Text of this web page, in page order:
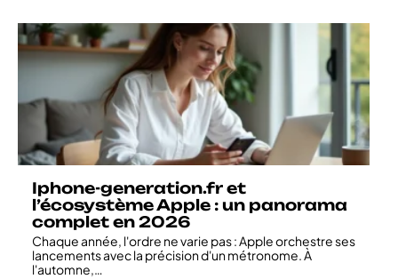
Iphone-generation.fr et
l’écosystème Apple : un panorama
complet en 2026
Chaque année, l'ordre ne varie pas : Apple orchestre ses
lancements avec la précision d'un métronome. À
l'automne,…